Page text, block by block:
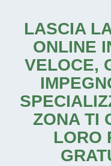
LASCIA
ONLINE
VELOCE,
ZONA TI
LORO